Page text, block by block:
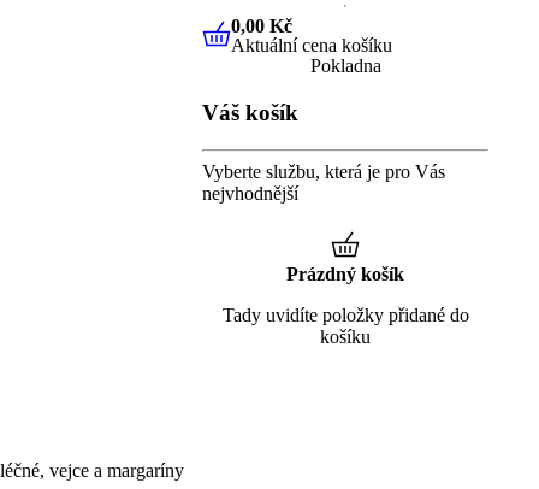
vejce a margaríny
0,00 KčAktuální cena košíku
0,00 Kč
Aktuální cena košíku
Pokladna
Váš košík
Vyberte službu, která je pro Vás
nejvhodnější
Prázdný košík
Tady uvidíte položky přidané do
košíku